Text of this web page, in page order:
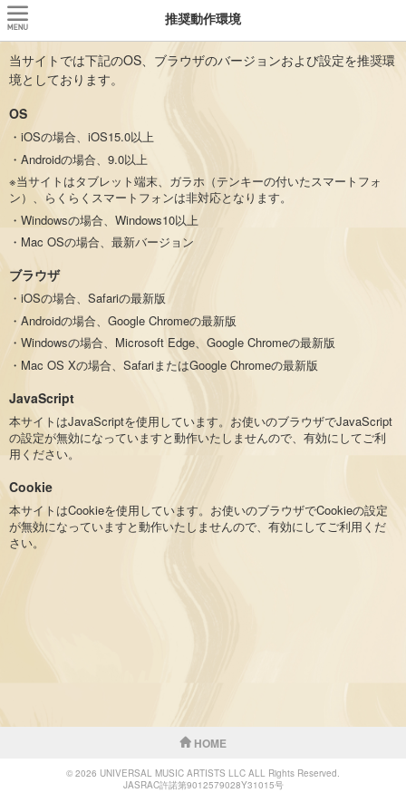
推奨動作環境
当サイトでは下記のOS、ブラウザのバージョンおよび設定を推奨環
境としております。
OS
・iOSの場合、iOS15.0以上
・Androidの場合、9.0以上
※当サイトはタブレット端末、ガラホ（テンキーの付いたスマートフォ
ン）、らくらくスマートフォンは非対応となります。
・Windowsの場合、Windows10以上
・Mac OSの場合、最新バージョン
ブラウザ
・iOSの場合、Safariの最新版
・Androidの場合、Google Chromeの最新版
・Windowsの場合、Microsoft Edge、Google Chromeの最新版
・Mac OS Xの場合、SafariまたはGoogle Chromeの最新版
JavaScript
本サイトはJavaScriptを使用しています。お使いのブラウザでJavaScript
の設定が無効になっていますと動作いたしませんので、有効にしてご利
用ください。
Cookie
本サイトはCookieを使用しています。お使いのブラウザでCookieの設定
が無効になっていますと動作いたしませんので、有効にしてご利用くだ
さい。
HOME
© 2026 UNIVERSAL MUSIC ARTISTS LLC ALL Rights Reserved.
JASRAC許諾第9012579028Y31015号